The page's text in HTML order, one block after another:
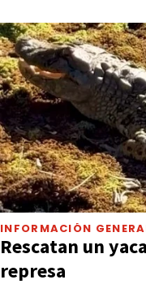
INFORMACIÓN
Rescatan un
represa